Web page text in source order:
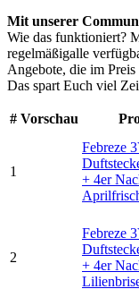
Mit unserer
Wie das funktioniert?
regelmäßigalle
Angebote, die im
Das spart Euch viel
# Vorschau
1
Febreze
+ 4er
2
Febreze
+ 4er